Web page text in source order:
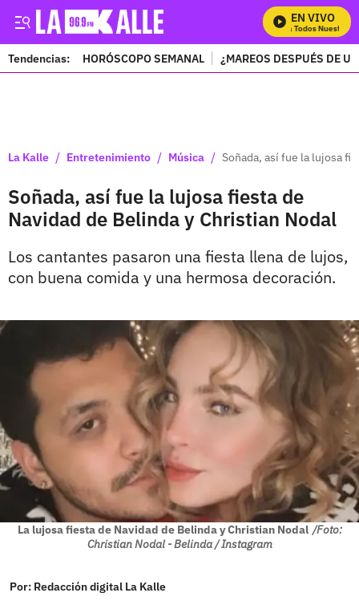
EN VIVO
Mira Todos Nuestros
Tendencias: HORÓSCOPO SEMANAL ¿MAREOS DESPUÉS DE
La Kalle / Entretenimiento / Música / Soñada, así fue la lujosa
Soñada, así fue la lujosa fiesta de
Navidad de Belinda y Christian Nodal
Los cantantes pasaron una fiesta llena de lujos,
con buena comida y una hermosa decoración.
La lujosa fiesta de Navidad de Belinda y Christian Nodal /Foto:
Christian Nodal - Belinda / Instagram
Por: Redacción digital La Kalle